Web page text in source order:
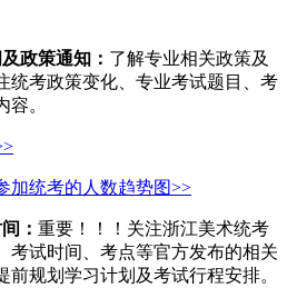
政策通知： 了解专业相关政策及
统考政策变化、专业考试题目、考
。
加统考的人数趋势图>>
： 重要！！！关注浙江美术统考
考试时间、考点等官方发布的相关
规划学习计划及考试行程安排。